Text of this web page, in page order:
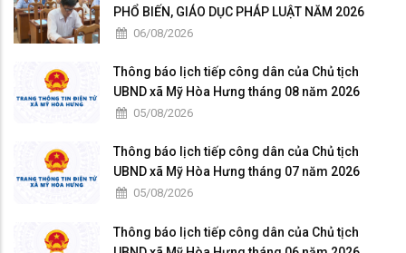
PHỔ BIẾN, GIÁO DỤC PHÁP LUẬT NĂM 2026
06/08/2026
Thông báo lịch tiếp công dân của Chủ tịch
UBND xã Mỹ Hòa Hưng tháng 08 năm 2026
05/08/2026
Thông báo lịch tiếp công dân của Chủ tịch
UBND xã Mỹ Hòa Hưng tháng 07 năm 2026
05/08/2026
Thông báo lịch tiếp công dân của Chủ tịch